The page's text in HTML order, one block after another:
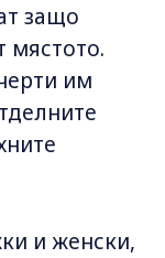
защо
мястото.
им
и женски,